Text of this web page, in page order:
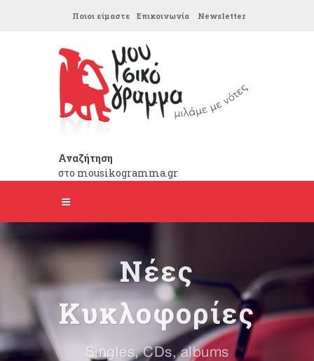
Ποιοι είμαστε Επικοινωνία Newsletter
Αναζήτηση
στο mousikogramma.gr
Νέες
Κυκλοφορίες
Singles, CDs, albums